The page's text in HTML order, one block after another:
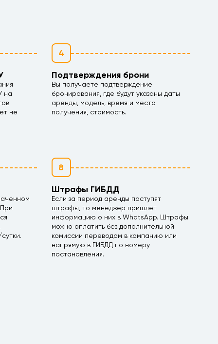
на
не
4
Подтверждения брони
Вы получаете подтверждение
бронирования, где будут указаны даты
аренды, модель, время и место
получения, стоимость.
8
Штрафы ГИБДД
Если за период аренды поступят
штрафы, то менеджер пришлет
информацию о них в WhatsApp. Штрафы
можно оплатить без дополнительной
комиссии переводом в компанию или
напрямую в ГИБДД по номеру
постановления.